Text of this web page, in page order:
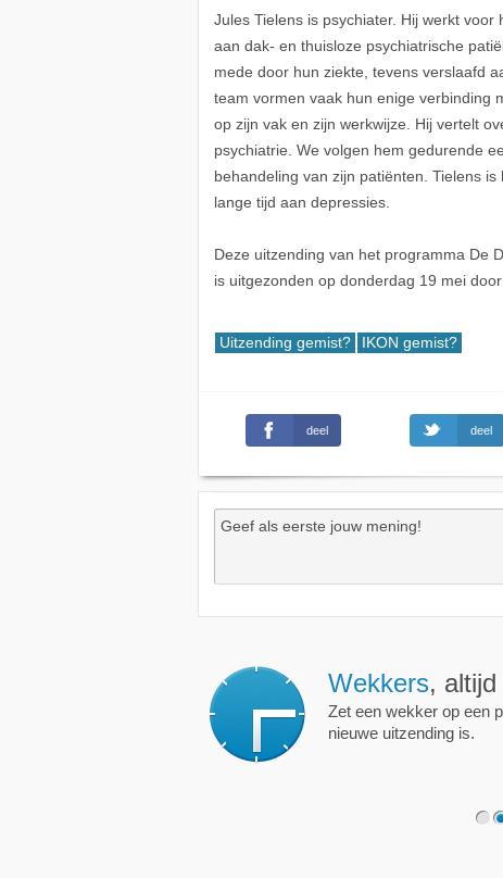
Jules Tielens is psychiater. Hij werkt
aan dak- en thuisloze psychiatrische
mede door hun ziekte, tevens verslaafd
team vormen vaak hun enige verbinding
op zijn vak en zijn werkwijze. Hij vertelt
psychiatrie. We volgen hem gedurende
behandeling van zijn patiënten. Tielens
lange tijd aan depressies.
Deze uitzending van het programma De
is uitgezonden op donderdag 19 mei door
Uitzending gemist? IKON gemist?
deel deel
Wekkers,
Zet een wekker op een
nieuwe uitzending is.